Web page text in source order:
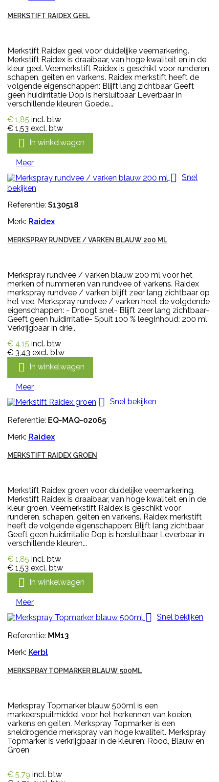
MERKSTIFT RAIDEX GEEL
Merkstift Raidex geel voor duidelijke veemarkering.
Merkstift Raidex is draaibaar, van hoge kwaliteit en in de
kleur geel. Veemerkstift Raidex is geschikt voor runderen,
schapen, geiten en varkens. Raidex merkstift heeft de
volgende eigenschappen: Blijft lang zichtbaar Geeft
geen huidirritatie Dop is hersluitbaar Leverbaar in
verschillende kleuren Goede...
€ 1,85 incl. btw
€ 1,53 excl. btw
 In winkelwagen
Meer
 Snel
bekijken
Referentie: S130518
Merk: Raidex
MERKSPRAY RUNDVEE / VARKEN BLAUW 200 ML
Merkspray rundvee / varken blauw 200 ml voor het
merken of nummeren van rundvee of varkens. Raidex
merkspray rundvee / varken blijft zeer lang zichtbaar op
het vee. Merkspray rundvee / varken heet de volgdende
eigenschappen: - Droogt snel- Blijft zeer lang zichtbaar-
Geeft geen huidirritatie- Spuit 100 % leegInhoud: 200 ml
Verkrijgbaar in drie...
€ 4,15 incl. btw
€ 3,43 excl. btw
 In winkelwagen
Meer
 Snel bekijken
Referentie: EQ-MAQ-02065
Merk: Raidex
MERKSTIFT RAIDEX GROEN
Merkstift Raidex groen voor duidelijke veemarkering.
Merkstift Raidex is draaibaar, van hoge kwaliteit en in de
kleur groen. Veemerkstift Raidex is geschikt voor
runderen, schapen, geiten en varkens. Raidex merkstift
heeft de volgende eigenschappen: Blijft lang zichtbaar
Geeft geen huidirritatie Dop is hersluitbaar Leverbaar in
verschillende kleuren...
€ 1,85 incl. btw
€ 1,53 excl. btw
 In winkelwagen
Meer
 Snel bekijken
Referentie: MM13
Merk: Kerbl
MERKSPRAY TOPMARKER BLAUW 500ML
Merkspray Topmarker blauw 500ml is een
markeerspuitmiddel voor het herkennen van koeien,
varkens en geiten. Merkspray Topmarker is een
sneldrogende merkspray van hoge kwaliteit. Merkspray
Topmarker is verkrijgbaar in de kleuren: Rood, Blauw en
Groen
€ 5,79 incl. btw